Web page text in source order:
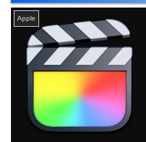
Apple